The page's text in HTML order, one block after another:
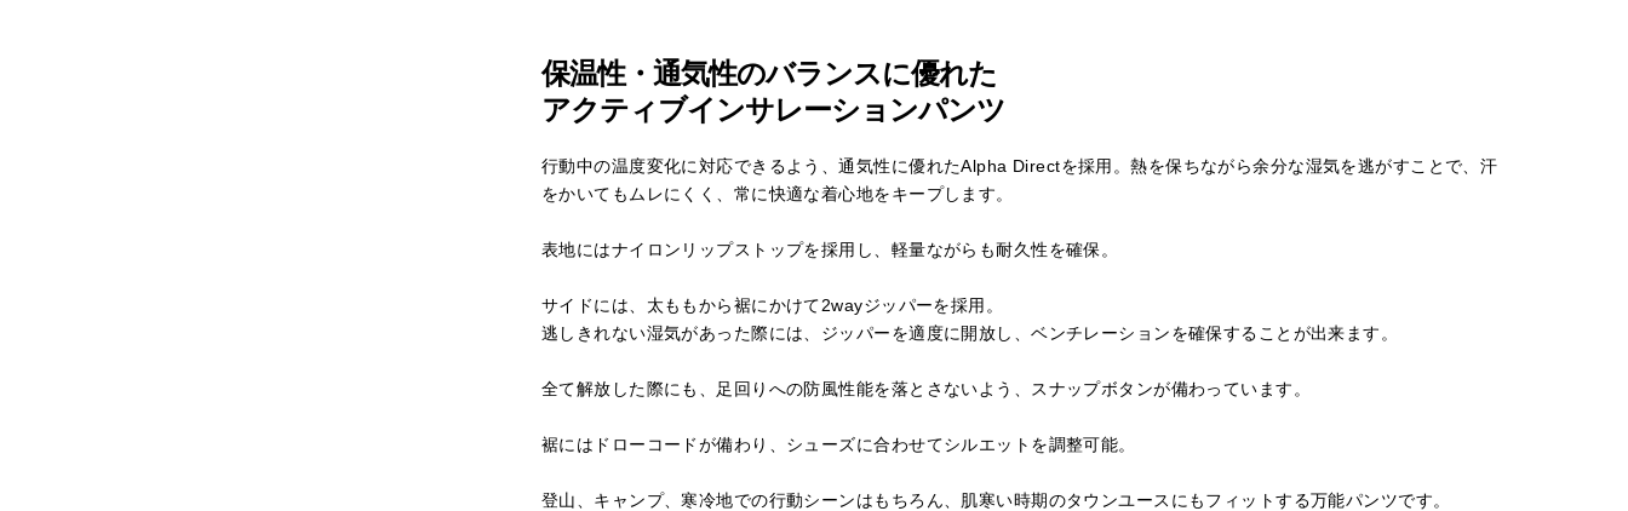
保温性・通気性のバランスに優れた
アクティブインサレーションパンツ
行動中の温度変化に対応できるよう、通気性に優れたAlpha Directを採用。熱を保ちながら余分な湿気を逃がすことで、汗
をかいてもムレにくく、常に快適な着心地をキープします。
表地にはナイロンリップストップを採用し、軽量ながらも耐久性を確保。
サイドには、太ももから裾にかけて2wayジッパーを採用。
逃しきれない湿気があった際には、ジッパーを適度に開放し、ベンチレーションを確保することが出来ます。
全て解放した際にも、足回りへの防風性能を落とさないよう、スナップボタンが備わっています。
裾にはドローコードが備わり、シューズに合わせてシルエットを調整可能。
登山、キャンプ、寒冷地での行動シーンはもちろん、肌寒い時期のタウンユースにもフィットする万能パンツです。